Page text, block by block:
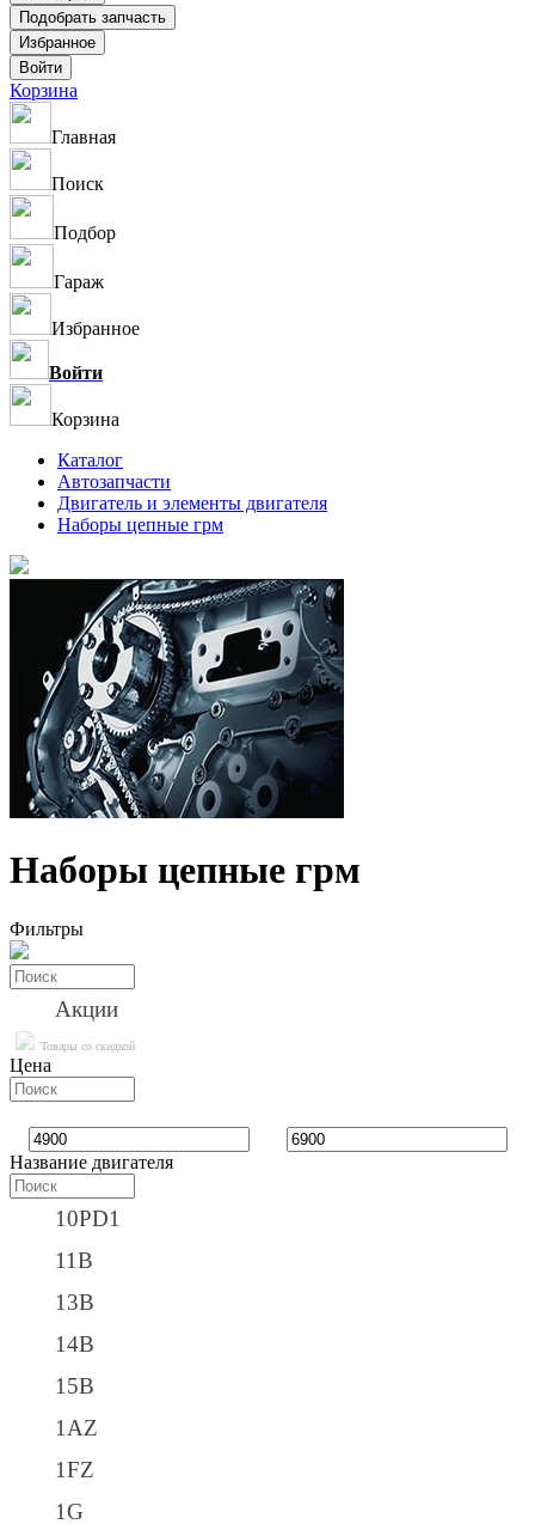
Корзина
Главная
Поиск
Подбор
Гараж
Избранное
Войти
Корзина
Каталог
Автозапчасти
Двигатель и элементы двигателя
Наборы цепные грм
Наборы цепные грм
Фильтры
Акции
Товары со скидкой
Цена
Название двигателя
10PD1
11B
13B
14B
15B
1AZ
1FZ
1G